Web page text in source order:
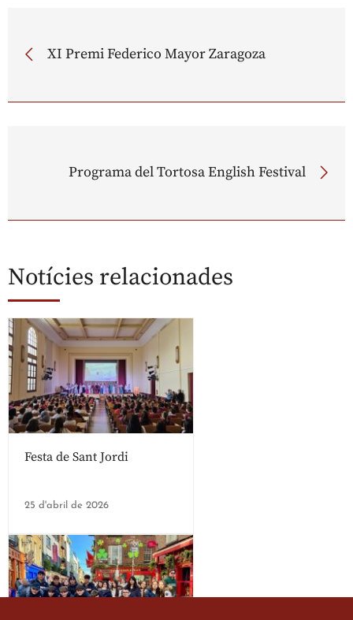
XI Premi Federico Mayor Zaragoza
Programa del Tortosa English Festival
Notícies relacionades
Festa de Sant Jordi
25 d'abril de 2026